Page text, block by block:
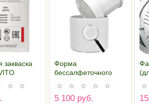
Форма
бессалфеточного
(микроперфорация),
Россия
5 100 руб.